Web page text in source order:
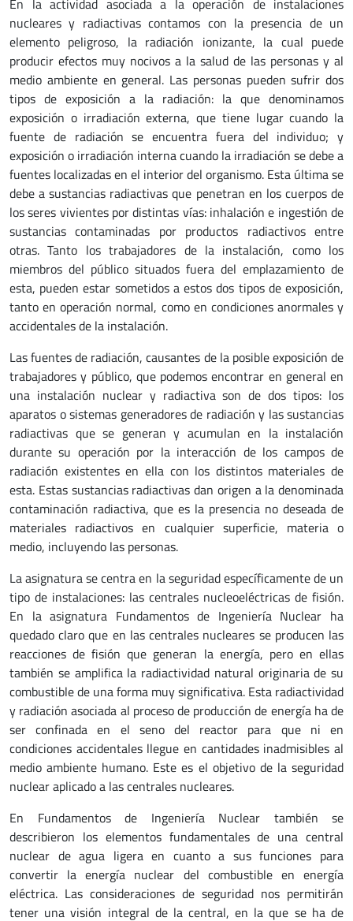
En la actividad asociada a la operación de instalaciones
nucleares y radiactivas contamos con la presencia de un
elemento peligroso, la radiación ionizante, la cual puede
producir efectos muy nocivos a la salud de las personas y al
medio ambiente en general. Las personas pueden sufrir dos
tipos de exposición a la radiación: la que denominamos
exposición o irradiación externa, que tiene lugar cuando la
fuente de radiación se encuentra fuera del individuo; y
exposición o irradiación interna cuando la irradiación se debe a
fuentes localizadas en el interior del organismo. Esta última se
debe a sustancias radiactivas que penetran en los cuerpos de
los seres vivientes por distintas vías: inhalación e ingestión de
sustancias contaminadas por productos radiactivos entre
otras. Tanto los trabajadores de la instalación, como los
miembros del público situados fuera del emplazamiento de
esta, pueden estar sometidos a estos dos tipos de exposición,
tanto en operación normal, como en condiciones anormales y
accidentales de la instalación.
Las fuentes de radiación, causantes de la posible exposición de
trabajadores y público, que podemos encontrar en general en
una instalación nuclear y radiactiva son de dos tipos: los
aparatos o sistemas generadores de radiación y las sustancias
radiactivas que se generan y acumulan en la instalación
durante su operación por la interacción de los campos de
radiación existentes en ella con los distintos materiales de
esta. Estas sustancias radiactivas dan origen a la denominada
contaminación radiactiva, que es la presencia no deseada de
materiales radiactivos en cualquier superficie, materia o
medio, incluyendo las personas.
La asignatura se centra en la seguridad específicamente de un
tipo de instalaciones: las centrales nucleoeléctricas de fisión.
En la asignatura Fundamentos de Ingeniería Nuclear ha
quedado claro que en las centrales nucleares se producen las
reacciones de fisión que generan la energía, pero en ellas
también se amplifica la radiactividad natural originaria de su
combustible de una forma muy significativa. Esta radiactividad
y radiación asociada al proceso de producción de energía ha de
ser confinada en el seno del reactor para que ni en
condiciones accidentales llegue en cantidades inadmisibles al
medio ambiente humano. Este es el objetivo de la seguridad
nuclear aplicado a las centrales nucleares.
En Fundamentos de Ingeniería Nuclear también se
describieron los elementos fundamentales de una central
nuclear de agua ligera en cuanto a sus funciones para
convertir la energía nuclear del combustible en energía
eléctrica. Las consideraciones de seguridad nos permitirán
tener una visión integral de la central, en la que se ha de